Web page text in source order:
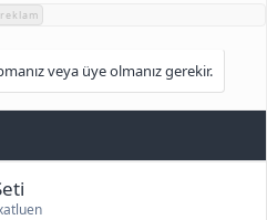
reklam
veya üye olmanız gerekir.